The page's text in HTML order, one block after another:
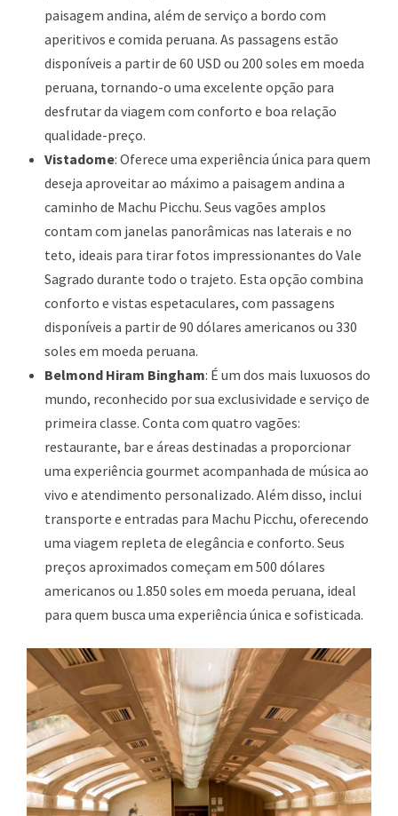
paisagem andina, além de serviço a bordo com
aperitivos e comida peruana. As passagens estão
disponíveis a partir de 60 USD ou 200 soles em moeda
peruana, tornando-o uma excelente opção para
desfrutar da viagem com conforto e boa relação
qualidade-preço.
Vistadome: Oferece uma experiência única para quem
deseja aproveitar ao máximo a paisagem andina a
caminho de Machu Picchu. Seus vagões amplos
contam com janelas panorâmicas nas laterais e no
teto, ideais para tirar fotos impressionantes do Vale
Sagrado durante todo o trajeto. Esta opção combina
conforto e vistas espetaculares, com passagens
disponíveis a partir de 90 dólares americanos ou 330
soles em moeda peruana.
Belmond Hiram Bingham: É um dos mais luxuosos do
mundo, reconhecido por sua exclusividade e serviço de
primeira classe. Conta com quatro vagões:
restaurante, bar e áreas destinadas a proporcionar
uma experiência gourmet acompanhada de música ao
vivo e atendimento personalizado. Além disso, inclui
transporte e entradas para Machu Picchu, oferecendo
uma viagem repleta de elegância e conforto. Seus
preços aproximados começam em 500 dólares
americanos ou 1.850 soles em moeda peruana, ideal
para quem busca uma experiência única e sofisticada.